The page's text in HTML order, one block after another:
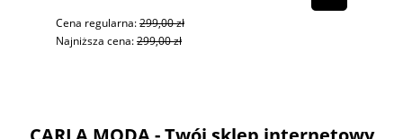
Cena regularna:299,00 zł
Najniższa cena:299,00 zł